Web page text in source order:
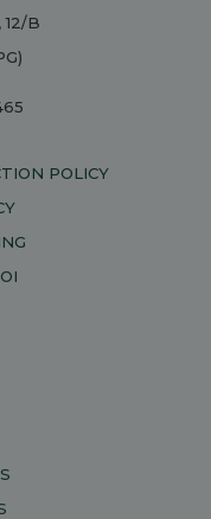
12/B
POLICY